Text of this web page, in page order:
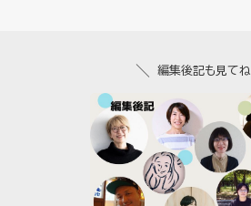
編集後記も見てね